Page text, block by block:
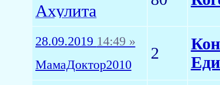
Ахулита
28.09.2019 14:49 »
МамаДоктор2010
2